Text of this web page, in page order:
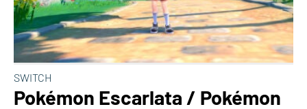
SWITCH
Pokémon Escarlata / Pokémon